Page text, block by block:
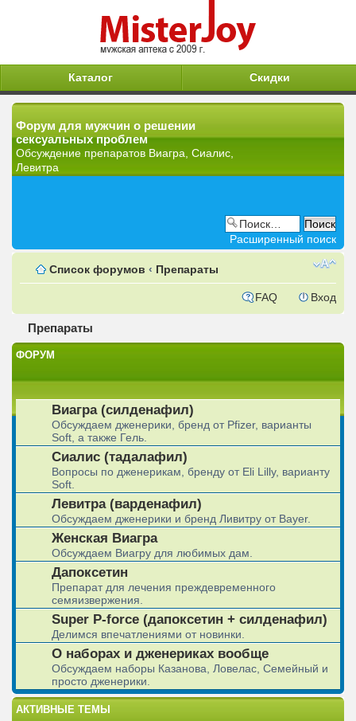
Каталог Скидки
Форум для мужчин о решении
сексуальных проблем
Обсуждение препаратов Виагра, Сиалис,
Левитра
Расширенный поиск
Список форумов ‹ Препараты
FAQ Вход
Препараты
ФОРУМ
Виагра (силденафил)
Обсуждаем дженерики, бренд от Pfizer, варианты
Soft, а также Гель.
Сиалис (тадалафил)
Вопросы по дженерикам, бренду от Eli Lilly, варианту
Soft.
Левитра (варденафил)
Обсуждаем дженерики и бренд Ливитру от Bayer.
Женская Виагра
Обсуждаем Виагру для любимых дам.
Дапоксетин
Препарат для лечения преждевременного
семяизвержения.
Super P-force (дапоксетин + силденафил)
Делимся впечатлениями от новинки.
О наборах и дженериках вообще
Обсуждаем наборы Казанова, Ловелас, Семейный и
просто дженерики.
АКТИВНЫЕ ТЕМЫ